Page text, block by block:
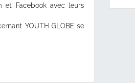
et Facebook avec leurs
YOUTH GLOBE se